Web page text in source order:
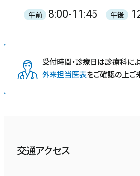
午前 8:00-11:45 午後
受付時間・診療日は診療科によ
外来担当医表をご確認の上ご
交通アクセス